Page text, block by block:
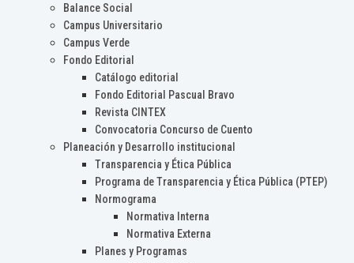
Balance Social
Campus Universitario
Campus Verde
Fondo Editorial
Catálogo editorial
Fondo Editorial Pascual Bravo
Revista CINTEX
Convocatoria Concurso de Cuento
Planeación y Desarrollo institucional
Transparencia y Ética Pública
Programa de Transparencia y Ética Pública (PTEP)
Normograma
Normativa Interna
Normativa Externa
Planes y Programas